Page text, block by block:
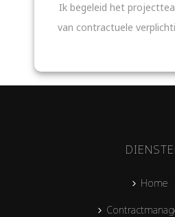
Ik begeleid het
van contractuele
Home